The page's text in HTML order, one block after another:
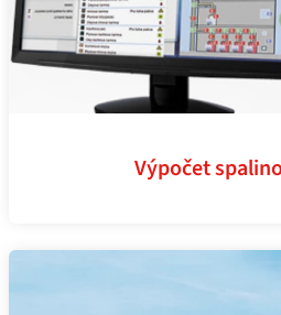
Výpočet